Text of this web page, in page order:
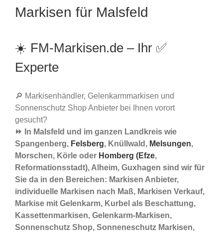
Markisen für Malsfeld
☀️ FM-Markisen.de – Ihr ✅
Experte
🔎 Markisenhändler, Gelenkarmmarkisen und
Sonnenschutz Shop Anbieter bei Ihnen vorort
gesucht?
⏩ In Malsfeld und im ganzen Landkreis wie
Spangenberg, Felsberg, Knüllwald, Melsungen,
Morschen, Körle oder Homberg (Efze,
Reformationsstadt), Alheim, Guxhagen sind wir für
Sie da in den Bereichen: Markisen Anbieter,
individuelle Markisen nach Maß, Markisen Verkauf,
Markise mit Gelenkarm, Kurbel als Beschattung,
Kassettenmarkisen, Gelenkarm-Markisen,
Sonnenschutz Shop, Sonneneschutz Markisen,